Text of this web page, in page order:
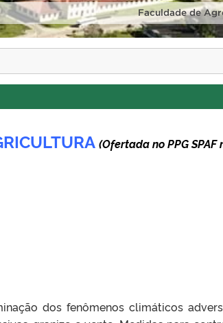
Faculdade de
(Ofertada no PPG SPAF
dos fenômenos climáticos